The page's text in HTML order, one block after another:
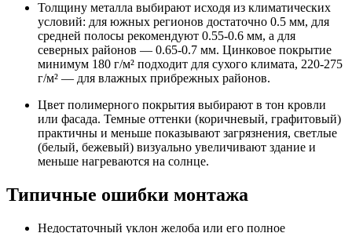
Толщину металла выбирают исходя из климатических
условий: для южных регионов достаточно 0.5 мм, для
средней полосы рекомендуют 0.55-0.6 мм, а для
северных районов — 0.65-0.7 мм. Цинковое покрытие
минимум 180 г/м² подходит для сухого климата, 220-275
г/м² — для влажных прибрежных районов.
Цвет полимерного покрытия выбирают в тон кровли
или фасада. Темные оттенки (коричневый, графитовый)
практичны и меньше показывают загрязнения, светлые
(белый, бежевый) визуально увеличивают здание и
меньше нагреваются на солнце.
Типичные ошибки монтажа
Недостаточный уклон желоба или его полное